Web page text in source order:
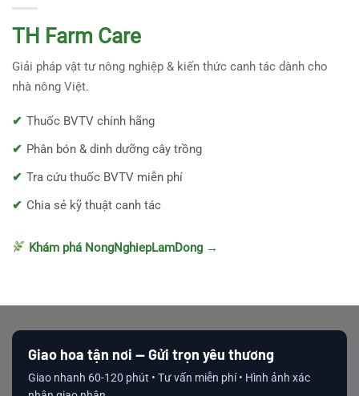
TH Farm Care
Giải pháp vật tư nông nghiệp & kiến thức canh tác dành cho
nhà nông Việt.
Thuốc BVTV chính hãng
Phân bón & dinh dưỡng cây trồng
Tra cứu thuốc BVTV miễn phí
Chia sẻ kỹ thuật canh tác
Khám phá NongNghiepLamDong →
Giao hoa tận nơi — Gửi trọn yêu thương
Giao nhanh 60-120 phút • Tư vấn miễn phí • Hình ảnh xác